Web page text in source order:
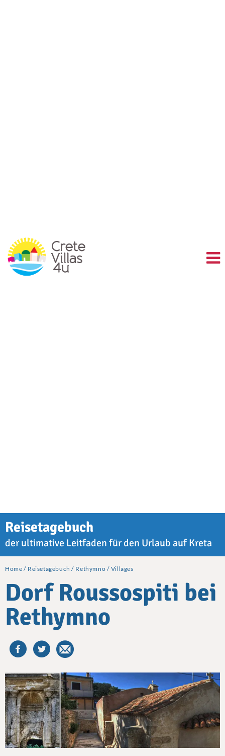
Reisetagebuch
der ultimative Leitfaden für den Urlaub auf Kreta
Home Reisetagebuch Rethymno Villages
Dorf Roussospiti bei
Rethymno